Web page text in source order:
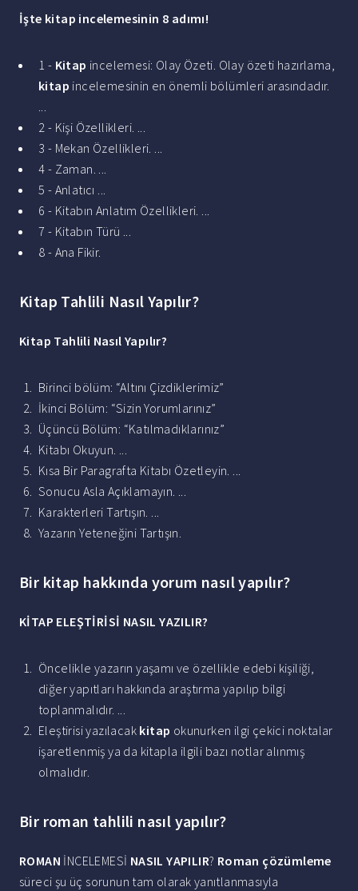
İşte kitap incelemesinin 8 adımı!
1 - Kitap incelemesi: Olay Özeti. Olay özeti hazırlama,
kitap incelemesinin en önemli bölümleri arasındadır.
...
2 - Kişi Özellikleri. ...
3 - Mekan Özellikleri. ...
4 - Zaman. ...
5 - Anlatıcı ...
6 - Kitabın Anlatım Özellikleri. ...
7 - Kitabın Türü ...
8 - Ana Fikir.
Kitap Tahlili Nasıl Yapılır?
Kitap Tahlili Nasıl Yapılır?
Birinci bölüm: “Altını Çizdiklerimiz”
İkinci Bölüm: “Sizin Yorumlarınız”
Üçüncü Bölüm: “Katılmadıklarınız”
Kitabı Okuyun. ...
Kısa Bir Paragrafta Kitabı Özetleyin. ...
Sonucu Asla Açıklamayın. ...
Karakterleri Tartışın. ...
Yazarın Yeteneğini Tartışın.
Bir kitap hakkında yorum nasıl yapılır?
KİTAP ELEŞTİRİSİ NASIL YAZILIR?
Öncelikle yazarın yaşamı ve özellikle edebi kişiliği,
diğer yapıtları hakkında araştırma yapılıp bilgi
toplanmalıdır. ...
Eleştirisi yazılacak kitap okunurken ilgi çekici noktalar
işaretlenmiş ya da kitapla ilgili bazı notlar alınmış
olmalıdır.
Bir roman tahlili nasıl yapılır?
ROMAN İNCELEMESİ NASIL YAPILIR? Roman çözümleme
süreci şu üç sorunun tam olarak yanıtlanmasıyla